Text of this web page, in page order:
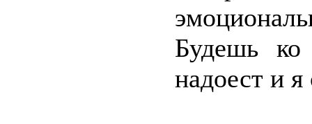
Будешь
надоест и